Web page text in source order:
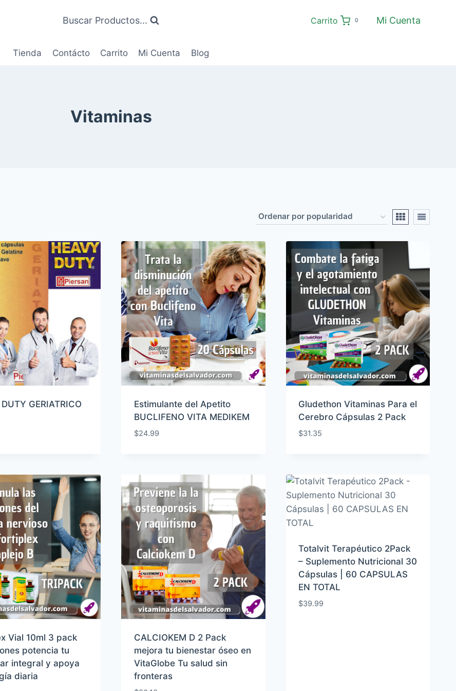
Buscar Productos... Carrito 0 Mi Cuenta
Tienda Contácto Carrito Mi Cuenta Blog
Vitaminas
GERIATRICO
Estimulante del Apetito
BUCLIFENO VITA MEDIKEM
$24.99
Gludethon Vitaminas Para el
Cerebro Cápsulas 2 Pack
$31.35
Vial 10ml 3 pack
potencia tu
integral y apoya
diaria
CALCIOKEM D 2 Pack
mejora tu bienestar óseo en
VitaGlobe Tu salud sin
fronteras
Totalvit Terapéutico 2Pack
– Suplemento Nutricional 30
Cápsulas | 60 CAPSULAS
EN TOTAL
$39.99